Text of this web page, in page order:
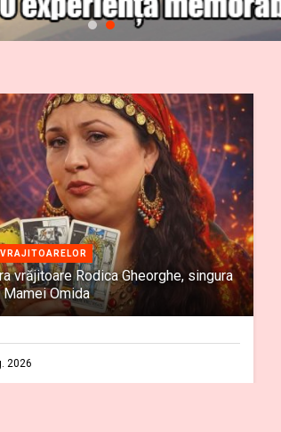
vrăjitoare Rodica Gheorghe, singura
Omida
2026